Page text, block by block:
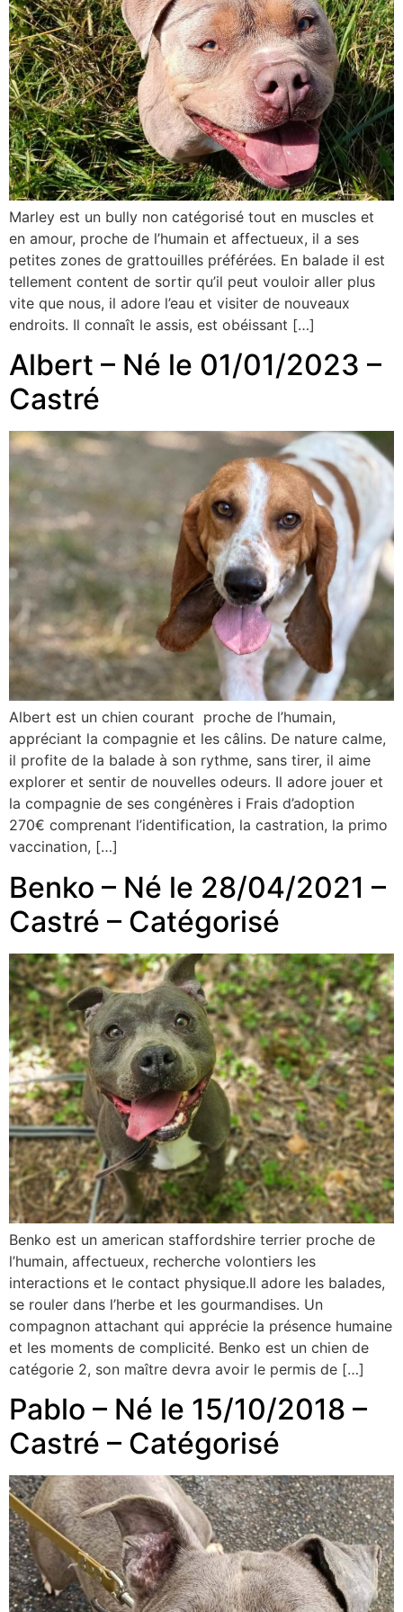
Marley est un bully non catégorisé tout en muscles et
en amour, proche de l’humain et affectueux, il a ses
petites zones de grattouilles préférées. En balade il est
tellement content de sortir qu’il peut vouloir aller plus
vite que nous, il adore l’eau et visiter de nouveaux
endroits. Il connaît le assis, est obéissant […]
Albert – Né le 01/01/2023 –
Castré
Albert est un chien courant proche de l’humain,
appréciant la compagnie et les câlins. De nature calme,
il profite de la balade à son rythme, sans tirer, il aime
explorer et sentir de nouvelles odeurs. Il adore jouer et
la compagnie de ses congénères ℹ Frais d’adoption
270€ comprenant l’identification, la castration, la primo
vaccination, […]
Benko – Né le 28/04/2021 –
Castré – Catégorisé
Benko est un american staffordshire terrier proche de
l’humain, affectueux, recherche volontiers les
interactions et le contact physique.Il adore les balades,
se rouler dans l’herbe et les gourmandises. Un
compagnon attachant qui apprécie la présence humaine
et les moments de complicité. Benko est un chien de
catégorie 2, son maître devra avoir le permis de […]
Pablo – Né le 15/10/2018 –
Castré – Catégorisé